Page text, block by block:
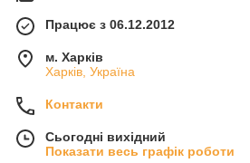
Працює з 06.12.2012
м. Харків
Харків, Україна
Контакти
Сьогодні вихідний
Показати весь графік роботи